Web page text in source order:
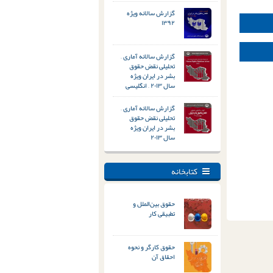
گزارش سالانه ویژه
۱۳۹۲
گزارش سالانه آماری –
تحلیلی نقض حقوق
بشر در ایران ویژه
سال ۲۰۱۳ – انگلیسی
گزارش سالانه آماری –
تحلیلی نقض حقوق
بشر در ایران ویژه
سال ۲۰۱۳
کتابخانه
حقوق بین‌الملل و
تطبیقی کار
حقوق کارگر و نحوه
احقاق آن